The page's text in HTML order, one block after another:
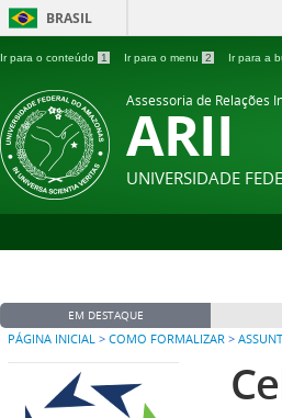
BRASIL
Ir para o conteúdo 1 Ir para o menu 2 Ir para a
Assessoria de Relações
ARII
UNIVERSIDADE
EM DESTAQUE
PÁGINA INICIAL > COMO FORMALIZAR >